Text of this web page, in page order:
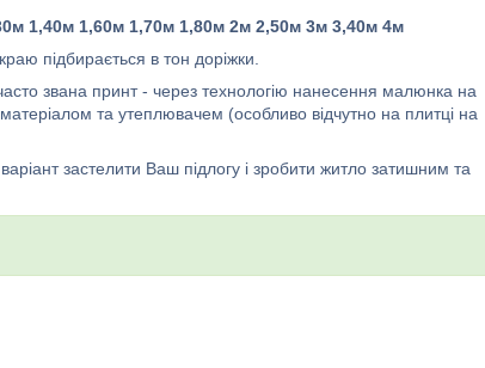
1,40м 1,60м 1,70м 1,80м 2м 2,50м 3м 3,40м 4м
підбирається в тон доріжки.
звана принт - через технологію нанесення малюнка на
та утеплювачем (особливо відчутно на плитці на
застелити Ваш підлогу і зробити житло затишним та